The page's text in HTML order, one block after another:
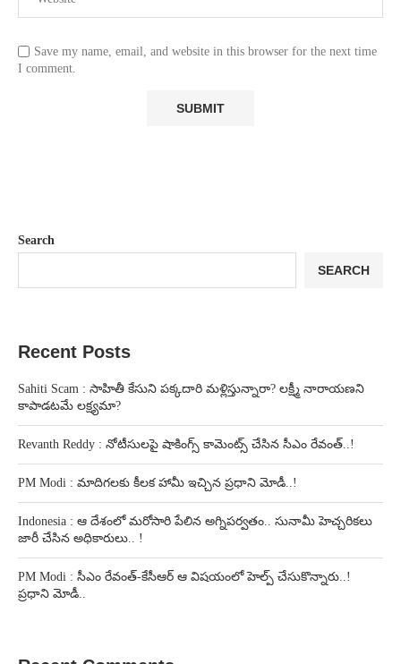
Save my name, email, and website in this browser for the next time
I comment.
Search
SEARCH
Recent Posts
Sahiti Scam : సాహితీ కేసుని పక్కదారి మళ్లిస్తున్నారా? లక్ష్మీ నారాయణని
కాపాడటమే లక్ష్యమా?
Revanth Reddy : నోటీసులపై షాకింగ్స్ కామెంట్స్ చేసిన సీఎం రేవంత్..!
PM Modi : మాదిగలకు కీలక హామీ ఇచ్చిన ప్రధాని మోడీ..!
Indonesia : ఆ దేశంలో మరోసారి పేలిన అగ్నిపర్వతం.. సునామీ హెచ్చరికలు
జారీ చేసిన అధికారులు.. !
PM Modi : సీఎం రేవంత్-కేసీఆర్ ఆ విషయంలో హెల్ప్ చేసుకొన్నారు..!
ప్రధాని మోడీ..